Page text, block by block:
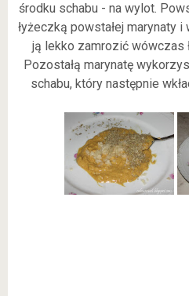
środku schabu - na wylot.
łyżeczką powstałej marynaty i
ją lekko zamrozić wówczas
Pozostałą marynatę
schabu, który następnie